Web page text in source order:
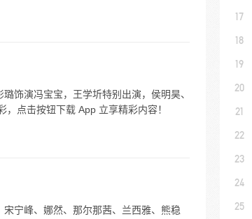
饰演冯宝宝，王学圻特别出演，侯明昊、
点击按钮下载 App 立享精彩内容！
宁峰、娜然、那尔那茜、兰西雅、熊稳
17
18
19
20
21
22
23
24
25